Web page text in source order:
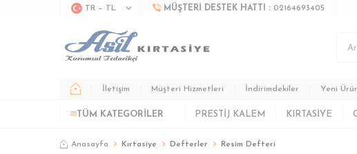
TR − TL MÜŞTERI DESTEK HATTI : 02164693405
İletişim Müşteri Hizmetleri İndirimdekiler Yeni
TÜM KATEGORILER PRESTIJ KALEM KIRTASIYE
Anasayfa Kırtasiye Defterler Resim Defteri